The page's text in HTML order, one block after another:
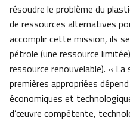
résoudre le problème du
de ressources alternatives
accomplir cette mission, ils
pétrole (une ressource
ressource renouvelable). «
premières appropriées
économiques et
d’œuvre compétente,